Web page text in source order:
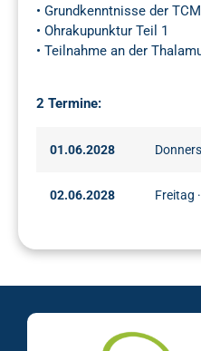
• Grundkenntnisse der TCM
• Ohrakupunktur Teil 1
• Teilnahme an der
2 Termine:
01.06.2028
02.06.2028 Freitag